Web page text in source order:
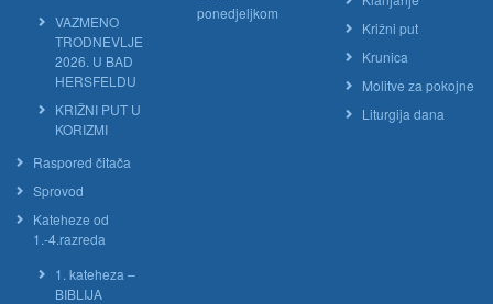
VAZMENO
TRODNEVLJE
2026. U BAD
HERSFELDU
KRIŽNI PUT U
KORIZMI
Raspored čitača
Sprovod
Kateheze od
1.-4.razreda
1. kateheza –
BIBLIJA
ponedjeljkom
Križni put
Krunica
Molitve za pokojne
Liturgija dana